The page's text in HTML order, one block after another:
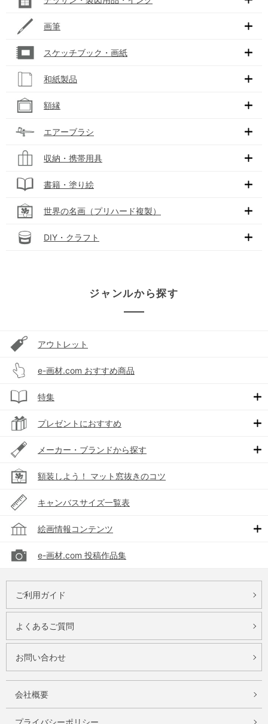
画筆
スケッチブック・画紙
和紙製品
額縁
エアーブラシ
収納・携帯用具
書籍・塗り絵
世界の名画（プリハード複製）
DIY・クラフト
ジャンルから探す
アウトレット
e-画材.com おすすめ商品
特集
プレゼントにおすすめ
メーカー・ブランドから探す
額装しよう！ マット窓抜きのコツ
キャンバスサイズ一覧表
絵画情報コンテンツ
e-画材.com 投稿作品集
ご利用ガイド
よくあるご質問
お問い合わせ
会社概要
プライバシーポリシー